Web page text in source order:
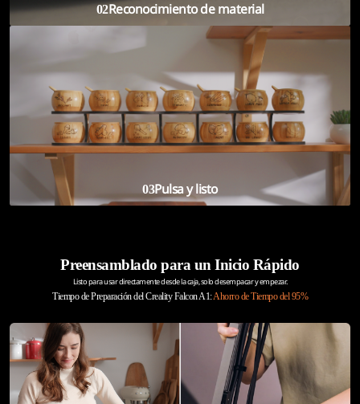
02Reconocimiento de material
03Pulsa y listo
Preensamblado para un Inicio Rápido
Listo para usar directamente desde la caja, solo desempacar y empezar.
Tiempo de Preparación del Creality Falcon A1:Ahorro de Tiempo del 95%